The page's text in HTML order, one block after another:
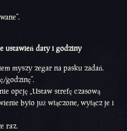
ustawień daty i godziny
myszy zegar na pasku zadań.
godzinę”.
opcję „Ustaw strefę czasową
było już włączone, wyłącz je i
raz.